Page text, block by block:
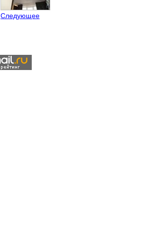
Следующее